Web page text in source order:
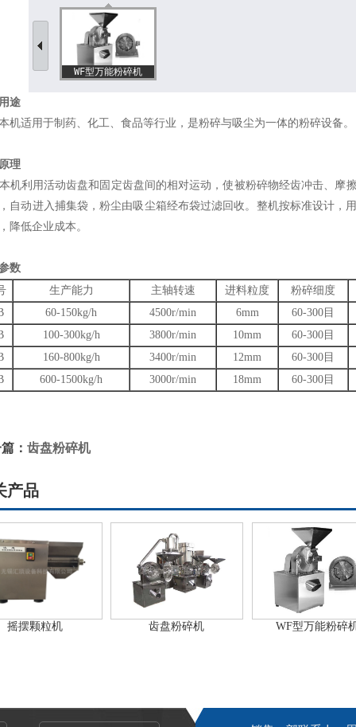
WF型万能粉碎机
途
适用于制药、化工、食品等行业，是粉碎与吸尘为一体的粉碎设备。
理
利用活动齿盘和固定齿盘间的相对运动，使被粉碎物经齿冲击、摩
自动进入捕集袋，粉尘由吸尘箱经布袋过滤回收。整机按标准设计，
降低企业成本。
数
生产能力 主轴转速 进料粒度 粉碎细度
60-150kg/h 4500r/min 6mm 60-300目
100-300kg/h 3800r/min 10mm 60-300目
160-800kg/h 3400r/min 12mm 60-300目
600-1500kg/h 3000r/min 18mm 60-300目
篇： 齿盘粉碎机
产品
摇摆颗粒机 齿盘粉碎机 WF型万能粉碎